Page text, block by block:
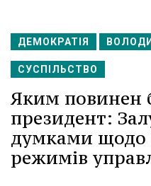
ДЕМОКРАТІЯ
СУСПІЛЬСТВО
Яким повинен
президент:
думками щодо
режимів